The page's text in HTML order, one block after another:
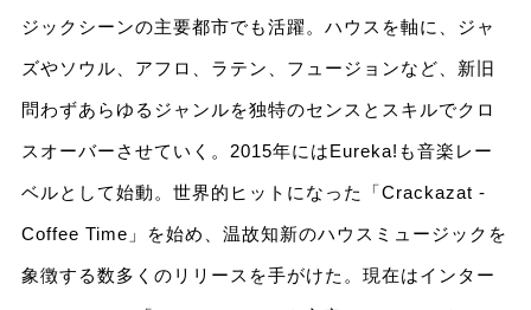
ジックシーンの主要都市でも活躍。ハウスを軸に、ジャ
ズやソウル、アフロ、ラテン、フュージョンなど、新旧
問わずあらゆるジャンルを独特のセンスとスキルでクロ
スオーバーさせていく。2015年にはEureka!も音楽レー
ベルとして始動。世界的ヒットになった「Crackazat -
Coffee Time」を始め、温故知新のハウスミュージックを
象徴する数多くのリリースを手がけた。現在はインター